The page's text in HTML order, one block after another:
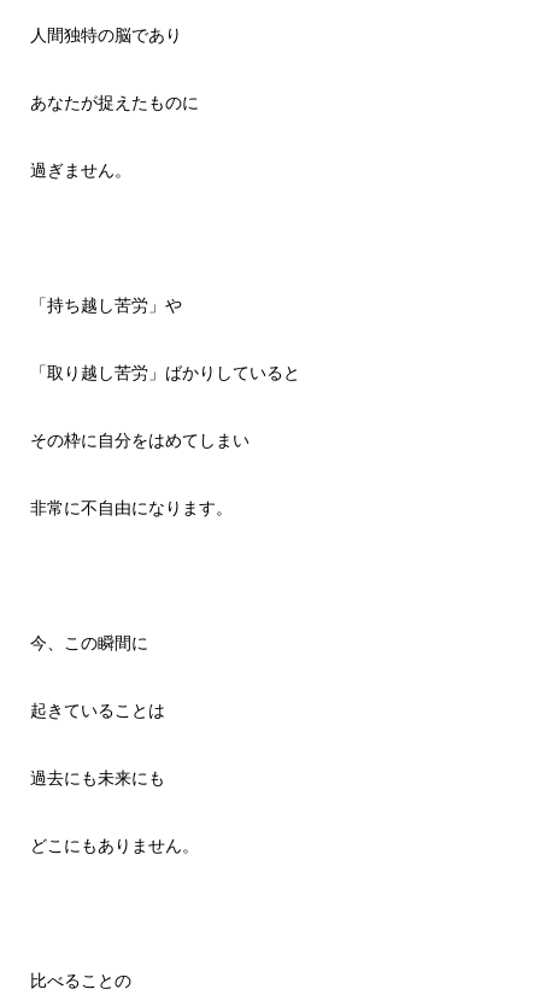
人間独特の脳であり
あなたが捉えたものに
過ぎません。
「持ち越し苦労」や
「取り越し苦労」ばかりしていると
その枠に自分をはめてしまい
非常に不自由になります。
今、この瞬間に
起きていることは
過去にも未来にも
どこにもありません。
比べることの